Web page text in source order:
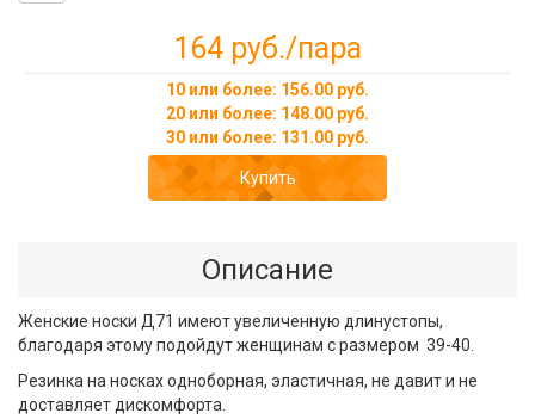
164 руб./пара
10 или более: 156.00 руб.
20 или более: 148.00 руб.
30 или более: 131.00 руб.
Купить
Описание
Женские носки Д71 имеют увеличенную длинустопы,
благодаря этому подойдут женщинам с размером 39-40.
Резинка на носках одноборная, эластичная, не давит и не
доставляет дискомфорта.